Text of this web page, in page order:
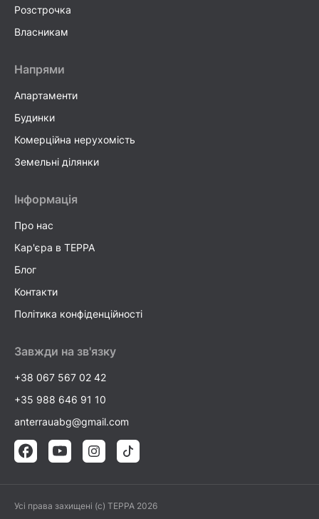
Розстрочка
Власникам
Напрями
Апартаменти
Будинки
Комерційна нерухомість
Земельні ділянки
Інформація
Про нас
Кар'єра в TEPPA
Блог
Контакти
Політика конфіденційності
Завжди на зв'язку
+38 067 567 02 42
+35 988 646 91 10
anterrauabg@gmail.com
Усі права захищені (c) TEPPA 2026